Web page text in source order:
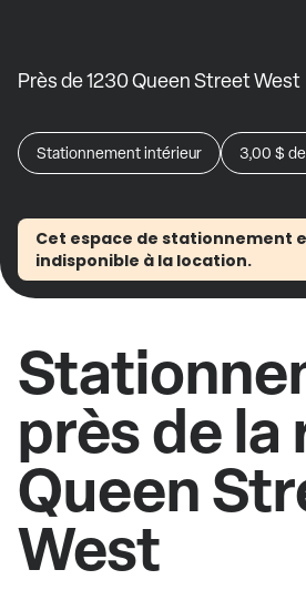
Près de 1230 Queen Street West
Stationnement intérieur 3,00 $
Cet espace de stationnement
indisponible à la location.
près de la
Queen
West